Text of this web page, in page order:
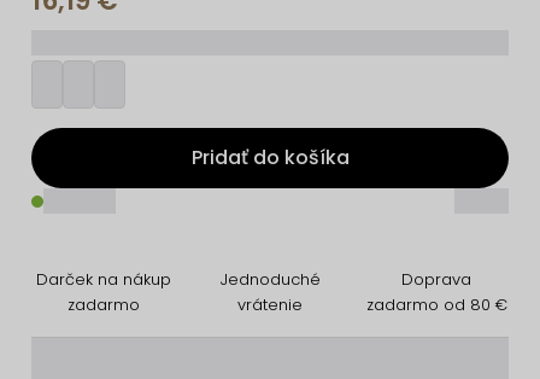
Pridať do košíka
Darček na nákup
zadarmo
Jednoduché
vrátenie
Doprava
zadarmo od 80 €